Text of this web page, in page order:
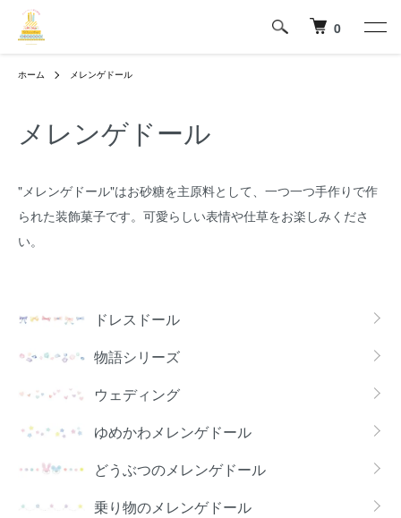
0
ホーム メレンゲドール
メレンゲドール
"メレンゲドール"はお砂糖を主原料として、一つ一つ手作りで作
られた装飾菓子です。可愛らしい表情や仕草をお楽しみくださ
い。
カテゴリー一覧ドレスドール
物語シリーズ
ウェディング
ゆめかわメレンゲドール
どうぶつのメレンゲドール
乗り物のメレンゲドール